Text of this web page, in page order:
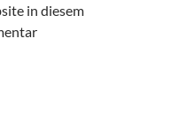
in diesem